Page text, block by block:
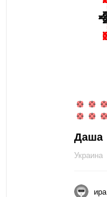
Даша
Украина
ира